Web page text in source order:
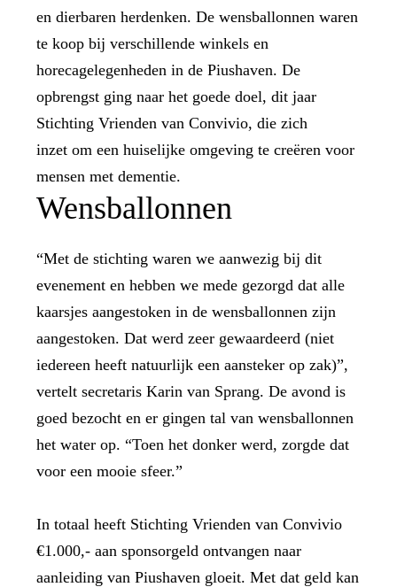
en dierbaren herdenken. De wensballonnen waren
te koop bij verschillende winkels en
horecagelegenheden in de Piushaven. De
opbrengst ging naar het goede doel, dit jaar
Stichting Vrienden van Convivio, die zich
inzet om een huiselijke omgeving te creëren voor
mensen met dementie.
Wensballonnen
“Met de stichting waren we aanwezig bij dit
evenement en hebben we mede gezorgd dat alle
kaarsjes aangestoken in de wensballonnen zijn
aangestoken. Dat werd zeer gewaardeerd (niet
iedereen heeft natuurlijk een aansteker op zak)”,
vertelt secretaris Karin van Sprang. De avond is
goed bezocht en er gingen tal van wensballonnen
het water op. “Toen het donker werd, zorgde dat
voor een mooie sfeer.”
In totaal heeft Stichting Vrienden van Convivio
€1.000,- aan sponsorgeld ontvangen naar
aanleiding van Piushaven gloeit. Met dat geld kan